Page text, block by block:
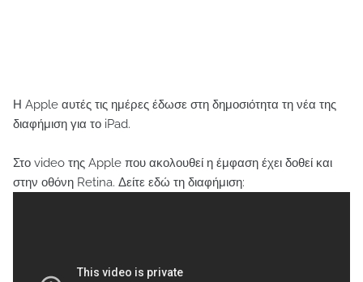
Η Apple αυτές τις ημέρες έδωσε στη δημοσιότητα τη νέα της
διαφήμιση για το iPad.
Στο video της Apple που ακολουθεί η έμφαση έχει δοθεί και
στην οθόνη Retina. Δείτε εδώ τη διαφήμιση: